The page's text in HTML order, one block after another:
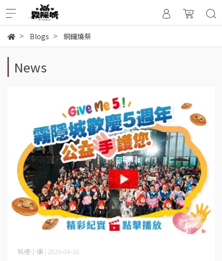
Blogs 銅鑼燒祭
News
城裡小編 | 2026-04-28